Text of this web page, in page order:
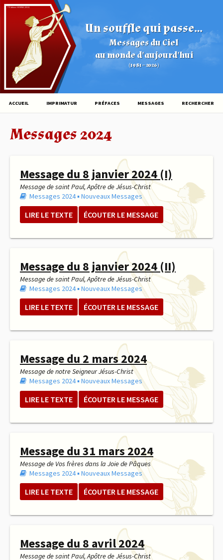
Un souffle qui passe...
Messages du Ciel
au monde d'aujourd'hui
(1981 – 2026)
© Éditions HOVINE (2026)
ACCUEIL IMPRIMATUR PRÉFACES MESSAGES RECHERCHER
Messages 2024
Message du 8 janvier 2024 (I)
Message de saint Paul, Apôtre de Jésus-Christ
Messages 2024▪︎Nouveaux Messages
LIRE LE TEXTE ÉCOUTER LE MESSAGE
Message du 8 janvier 2024 (II)
Message de saint Paul, Apôtre de Jésus-Christ
Messages 2024▪︎Nouveaux Messages
LIRE LE TEXTE ÉCOUTER LE MESSAGE
Message du 2 mars 2024
Message de notre Seigneur Jésus-Christ
Messages 2024▪︎Nouveaux Messages
LIRE LE TEXTE ÉCOUTER LE MESSAGE
Message du 31 mars 2024
Message de Vos frères dans la Joie de Pâques
Messages 2024▪︎Nouveaux Messages
LIRE LE TEXTE ÉCOUTER LE MESSAGE
Message du 8 avril 2024
Message de saint Paul, Apôtre de Jésus-Christ